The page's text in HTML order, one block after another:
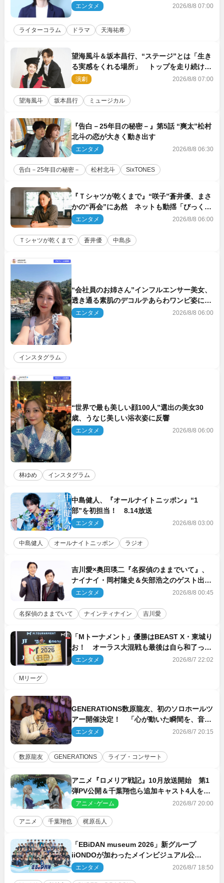
エンタメ 2026/8/8 07:00
ライターコラム ドラマ 天海祐希
望海風斗＆坂本昌行、“ステージ”とは「生き
る実感をくれる場所」 トップを走り続ける
原動力を語る
演劇 2026/8/8 07:00
望海風斗 坂本昌行 ミュージカル
『告白－25年目の秘密－』第5話 “爽太”松村
北斗の恋が大きく動き出す
エンタメ 2026/8/8 06:30
告白－25年目の秘密－ 松村北斗 SixTONES
『Ｔシャツが乾くまで』“咲子”蒼井優、まさ
かの“再会”にあ然 ネットも動揺「びっくり
した!!」「今さら?!」（ネタバレあり）
エンタメ 2026/8/8 06:00
Ｔシャツが乾くまで 蒼井優 中島歩
“会社員のお姉さん”インフルエンサー美女、
透き通る素肌のデコルテあらわワンピ姿に反
響エンタメ 2026/8/8 06:00
インスタグラム
“世界で最も美しい顔100人”選出の美女30
歳、うなじ美しい浴衣姿に反響
エンタメ 2026/8/8 06:00
林ゆめ インスタグラム
中島健人、『オールナイトニッポン』“1
部”を初担当！ 8.14放送
エンタメ 2026/8/8 03:00
中島健人 オールナイトニッポン ラジオ
吉川愛×奥田瑛二『名探偵のままでいて』、
ナイナイ・岡村隆史＆矢部浩之のゲスト出演
が決定！
エンタメ 2026/8/8 00:45
名探偵のままでいて ナインティナイン 吉川愛
「Mトーナメント」優勝はBEAST X・東城り
お！ オーラス大混戦も最後は自ら和了って
幕引き
エンタメ 2026/8/7 22:02
Mリーグ
GENERATIONS数原龍友、初のソロホールツ
アー開催決定！ 「心が動いた瞬間を、音に
乗せてお届けできれば」
エンタメ 2026/8/7 20:15
数原龍友 GENERATIONS ライブ・コンサート
アニメ『ロメリア戦記』10月放送開始 第1
弾PV公開＆千葉翔也ら追加キャスト4人を発
表アニメ･ゲーム 2026/8/7 20:00
アニメ 千葉翔也 梶原岳人
「EBiDAN museum 2026」新グループ
iiONDOが加わったメインビジュアル公
開！ 開催記念グッズラインナップも
エンタメ 2026/8/7 18:50